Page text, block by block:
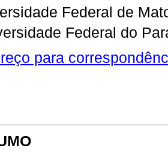
Federal de
Federal do
para